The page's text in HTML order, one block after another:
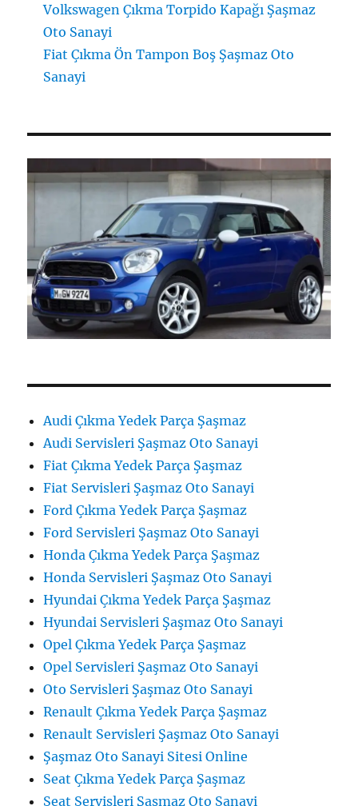
Volkswagen Çıkma Torpido Kapağı Şaşmaz
Oto Sanayi
Fiat Çıkma Ön Tampon Boş Şaşmaz Oto
Sanayi
Audi Çıkma Yedek Parça Şaşmaz
Audi Servisleri Şaşmaz Oto Sanayi
Fiat Çıkma Yedek Parça Şaşmaz
Fiat Servisleri Şaşmaz Oto Sanayi
Ford Çıkma Yedek Parça Şaşmaz
Ford Servisleri Şaşmaz Oto Sanayi
Honda Çıkma Yedek Parça Şaşmaz
Honda Servisleri Şaşmaz Oto Sanayi
Hyundai Çıkma Yedek Parça Şaşmaz
Hyundai Servisleri Şaşmaz Oto Sanayi
Opel Çıkma Yedek Parça Şaşmaz
Opel Servisleri Şaşmaz Oto Sanayi
Oto Servisleri Şaşmaz Oto Sanayi
Renault Çıkma Yedek Parça Şaşmaz
Renault Servisleri Şaşmaz Oto Sanayi
Şaşmaz Oto Sanayi Sitesi Online
Seat Çıkma Yedek Parça Şaşmaz
Seat Servisleri Şaşmaz Oto Sanayi